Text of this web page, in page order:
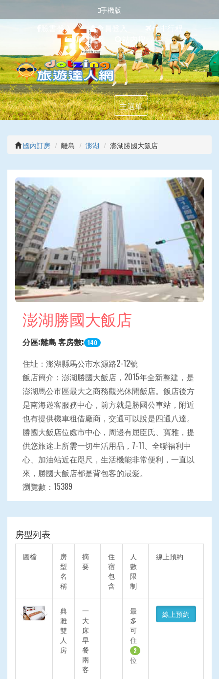
手機版
臉書登入 會員登入
代排行程
填寫匯款
主選單
國內訂房 離島 澎湖 澎湖勝國大飯店
澎湖勝國大飯店
分區:離島 客房數: 140
住址：澎湖縣馬公市水源路2-12號
飯店簡介：澎湖勝國大飯店，2015年全新整建，是
澎湖馬公市區最大之商務觀光休閒飯店。飯店後方
是南海遊客服務中心，前方就是勝國公車站，附近
也有提供機車租借廠商，交通可以說是四通八達。
勝國大飯店位處市中心，周邊有屈臣氏、寶雅，提
供您旅途上所需一切生活用品，7-11、全聯福利中
心、加油站近在咫尺，生活機能非常便利，一直以
來，勝國大飯店都是背包客的最愛。
瀏覽數：15389
房型列表
圖檔
房
型
名
稱
摘
要
住
宿
包
含
人
數
限
制
線上預約
PreviousNext
典
雅
雙
人
房
一
大
床
早
餐
兩
客
最
多
可
住
2
位
線上預約